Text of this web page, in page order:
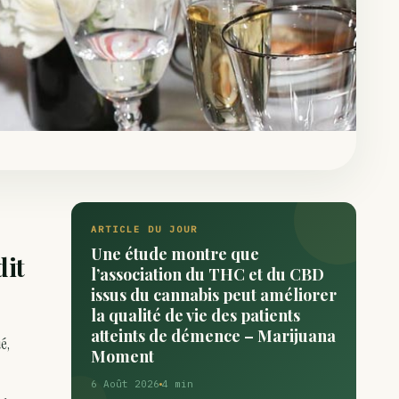
ARTICLE DU JOUR
Une étude montre que
l’association du THC et du CBD
issus du cannabis peut améliorer
la qualité de vie des patients
atteints de démence – Marijuana
Moment
6 Août 2026 4 min